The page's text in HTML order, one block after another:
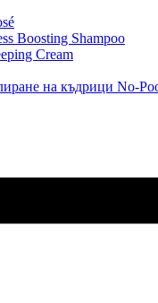
Boosting Shampoo
Cream
на къдрици No-